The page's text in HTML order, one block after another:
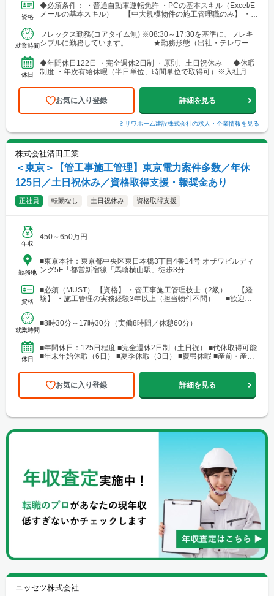
資格
◆必須条件： ・普通自動車運転免許 ・PCの基本スキル（Excel/E
メールの基本スキル） 【中大規模物件の施工管理職のみ】 ・鉄
就業時間
フレックス勤務(コアタイム無) ※08:30～17:30を基準に、フレキ
シブルに勤務しています。 ★勤務形態（出社・テレワー
休日
◆年間休日122日 ・完全週休2日制 ・原則、土日祝休み ◆休暇
制度 ・年次有給休暇（半日単位、時間単位で取得可）※入社月に
お気に入り登録 詳細を見る
ミサワホーム建設株式会社の求人・企業情報を見る
株式会社清田工業
＜東京＞【管工事施工管理】東京電力案件多数／年休
125日／土日祝休み／資格取得支援・報奨金あり
正社員 転勤なし 土日祝休み 資格取得支援
年収
450～650万円
勤務地
■東京本社：東京都中央区東⽇本橋3丁⽬4番14号 オザワビルディ
ング5F └都営新宿線「馬喰横山駅」徒歩3分
資格
■必須（MUST） 【資格】 ・管工事施工管理技士（2級） 【経
験】 ・施工管理の実務経験3年以上（担当物件不問） ■歓迎
就業時間
■8時30分～17時30分（実働8時間／休憩60分）
休日
■年間休日：125日程度 ■完全週休2日制（土日祝） ■代休取得可能
■年末年始休暇（6日） ■夏季休暇（3日） ■慶弔休暇 ■産前・産後
お気に入り登録 詳細を見る
ニッセツ株式会社